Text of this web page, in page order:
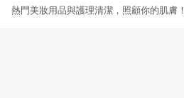
熱門美妝用品與護理清潔，照顧你的肌膚！